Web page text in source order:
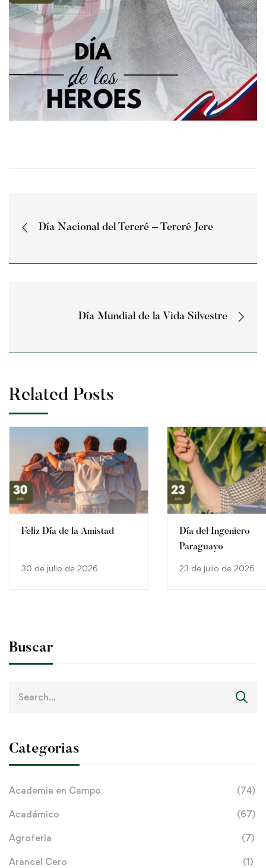
Día Nacional del Tereré – Tereré Jere
Día Mundial de la Vida Silvestre
Related Posts
Feliz Día de la Amistad
30 de julio de 2026
Día del Ingeniero
Paraguayo
23 de julio de 2026
Buscar
Categorias
Academia en Campo (74)
Académico (67)
Agroferia (7)
Arancel Cero (1)